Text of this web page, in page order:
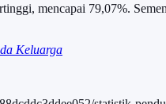
mencapai 79,07%.
Keluarga